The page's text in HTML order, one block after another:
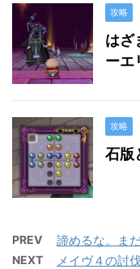
攻略
はざ
ーエ
攻略
石版
PREV 諦めるな。ま
NEXT メイヴ４の討